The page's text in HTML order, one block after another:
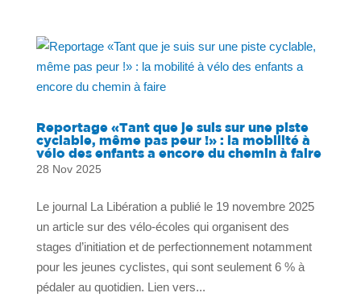
Reportage «Tant que je suis sur une piste
cyclable, même pas peur !» : la mobilité à
vélo des enfants a encore du chemin à faire
28 Nov 2025
Le journal La Libération a publié le 19 novembre 2025
un article sur des vélo-écoles qui organisent des
stages d’initiation et de perfectionnement notamment
pour les jeunes cyclistes, qui sont seulement 6 % à
pédaler au quotidien. Lien vers...